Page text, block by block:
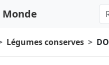
Monde
Légumes conserves